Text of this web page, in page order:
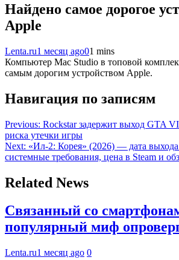
Найдено самое дорогое
Apple
Lenta.ru1 месяц ago01 mins
Компьютер Mac Studio в топовой
самым дорогим устройством Apple.
Навигация по записям
Previous: Rockstar задержит выход GTA VI
риска утечки игры
Next: «Ил-2: Корея» (2026) — дата
системные требования, цена в Steam и
Related News
Связанный со
популярный миф
Lenta.ru1 месяц ago 0